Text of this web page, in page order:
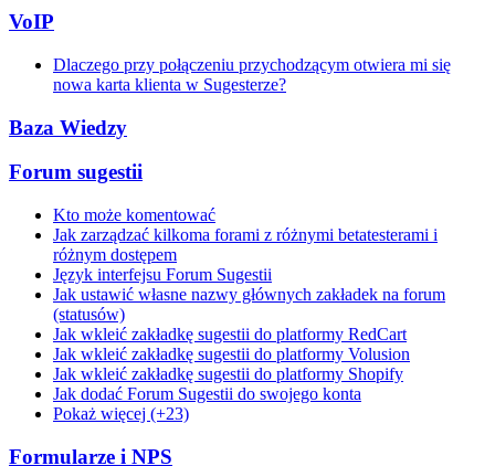
VoIP
Dlaczego przy połączeniu przychodzącym otwiera mi się
nowa karta klienta w Sugesterze?
Baza Wiedzy
Forum sugestii
Kto może komentować
Jak zarządzać kilkoma forami z różnymi betatesterami i
różnym dostępem
Język interfejsu Forum Sugestii
Jak ustawić własne nazwy głównych zakładek na forum
(statusów)
Jak wkleić zakładkę sugestii do platformy RedCart
Jak wkleić zakładkę sugestii do platformy Volusion
Jak wkleić zakładkę sugestii do platformy Shopify
Jak dodać Forum Sugestii do swojego konta
Pokaż więcej (+23)
Formularze i NPS